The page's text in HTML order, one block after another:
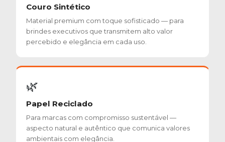
Couro Sintético
Material premium com toque sofisticado — para
brindes executivos que transmitem alto valor
percebido e elegância em cada uso.
🌿
Papel Reciclado
Para marcas com compromisso sustentável —
aspecto natural e autêntico que comunica valores
ambientais com elegância.